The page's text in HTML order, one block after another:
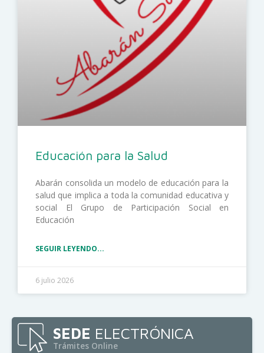
Educación para la Salud
Abarán consolida un modelo de educación para la
salud que implica a toda la comunidad educativa y
social El Grupo de Participación Social en
Educación
SEGUIR LEYENDO...
6 julio 2026
SEDE ELECTRÓNICA
Trámites Online